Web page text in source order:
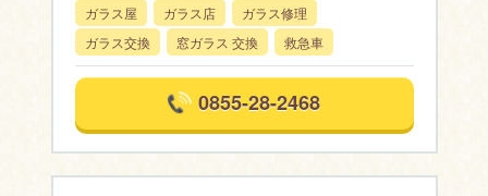
ガラス屋 ガラス店
ガラス修理
ガラス交換
窓ガラス 交換 救急車
0855-28-2468